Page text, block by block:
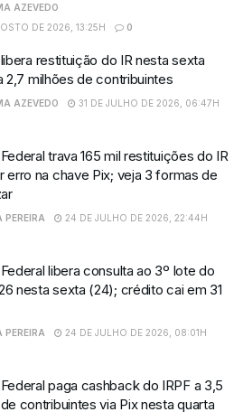
AZEVEDO
DE 2026, 13:25H
0
restituição do IR nesta sexta
2,7 milhões de contribuintes
AZEVEDO
31 DE JULHO DE 2026, 06:47H
trava 165 mil restituições do IR
erro na chave Pix; veja 3 formas de
PEREIRA
24 DE JULHO DE 2026, 22:44H
libera consulta ao 3º lote do
nesta sexta (24); crédito cai em 31
PEREIRA
24 DE JULHO DE 2026, 08:01H
paga cashback do IRPF a 3,5
contribuintes via Pix nesta quarta